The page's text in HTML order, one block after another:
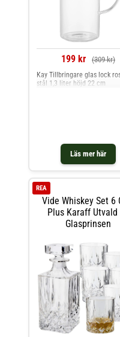
199 kr (309 kr)
Läs mer här
Kay Tillbringare glas lock
stål 1,3 liter höjd 22 cm
Vide Whiskey Set 6
Plus Karaff Utvald
Glasprinsen
REA